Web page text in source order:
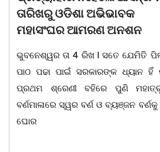
ତାରିଖରୁ ଓଡିଶା ଅଭିଭାବକ
ମହାସଂଘର ଆମରଣ ଅନଶନ
ଭୁବନେଶ୍ୱର ତା 4 ରିଖ l ସତେ ଯେମିତି
ପାଠ ପଢା ପାଇଁ ସରକାରଙ୍କ ଧ୍ୟାନ ହିଁ
ପ୍ରଥମ ଶ୍ରେଣୀ ବହିରେ ପୁଣି
ବର୍ଣମାଳାରେ ସ୍ୱର ବର୍ଣ ଓ ବ୍ୟଞ୍ଜନ
ଘୋର